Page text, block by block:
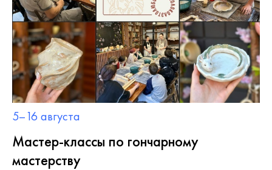
5–16 августа
Мастер-классы по гончарному
мастерству